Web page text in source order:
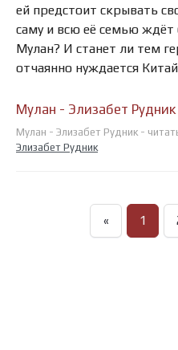
ей предстоит скрывать
саму и всю её семью ждёт
Мулан? И станет ли тем
отчаянно нуждается
Мулан - Элизабет
Мулан - Элизабет Рудник -
Элизабет Рудник
« 1